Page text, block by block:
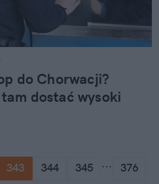
do Chorwacji?
dostać wysoki
343 344 345 ...
376